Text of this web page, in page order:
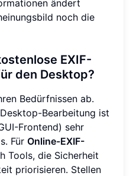
ändert
noch die
EXIF-
den Desktop?
Bedürfnissen ab.
Bearbeitung ist
Frontend) sehr
Für Online-EXIF-
Tools, die Sicherheit
priorisieren. Stellen